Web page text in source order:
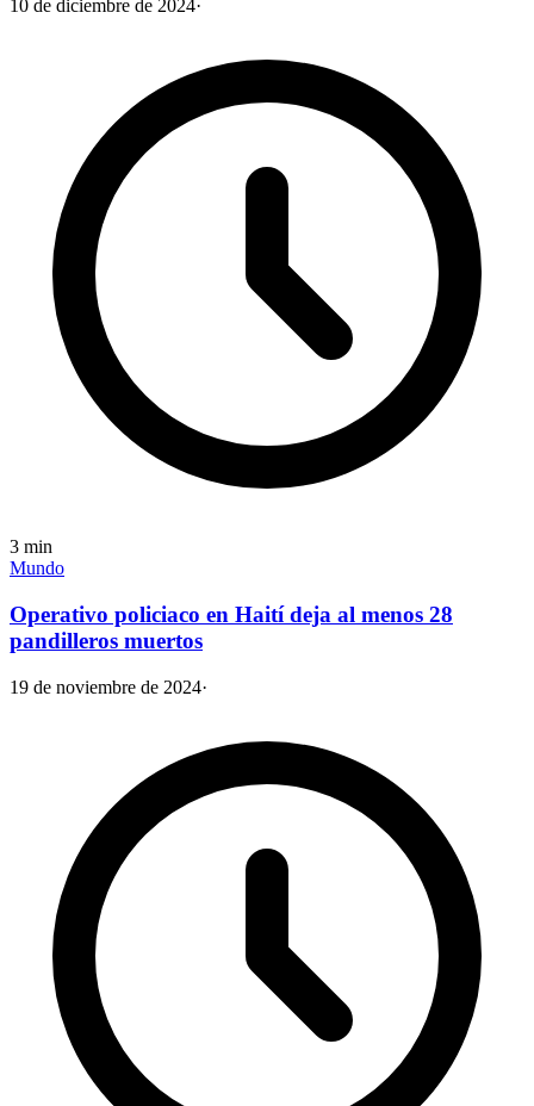
10 de diciembre de 2024·
3 min
Mundo
Operativo policiaco en Haití deja al menos 28
pandilleros muertos
19 de noviembre de 2024·